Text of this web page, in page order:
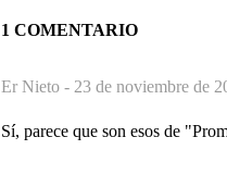
1 COMENTARIO
Er Nieto - 23 de noviembre de
Sí, parece que son esos de